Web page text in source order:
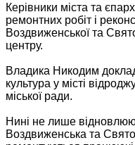
Керівники міста та
ремонтних робіт і
Воздвиженської та
центру.
Владика Никодим
культура у місті
міської ради.
Нині не лише
Воздвиженська та